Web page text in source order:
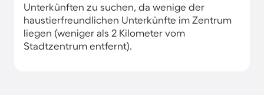
Unterkünften zu suchen, da wenige der
haustierfreundlichen Unterkünfte im Zentrum
liegen (weniger als 2 Kilometer vom
Stadtzentrum entfernt).